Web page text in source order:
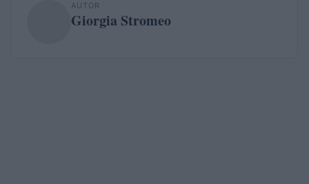
AUTOR
Giorgia Stromeo